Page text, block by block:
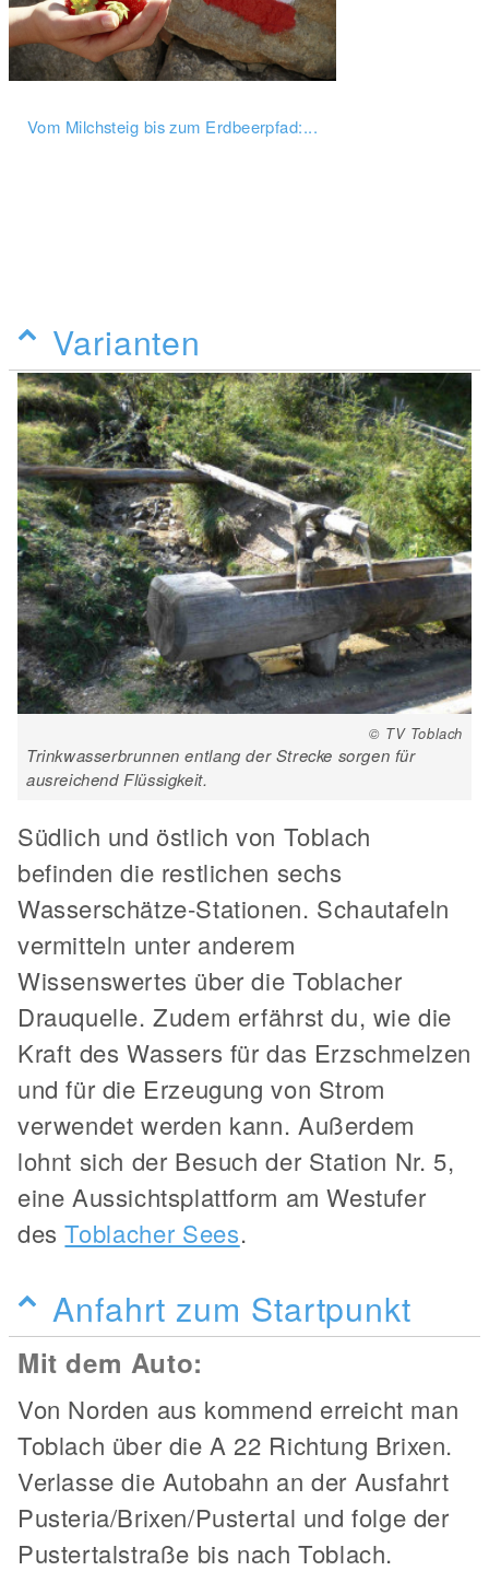
Vom Milchsteig bis zum Erdbeerpfad:...
Varianten
© TV Toblach
Trinkwasserbrunnen entlang der Strecke sorgen für
ausreichend Flüssigkeit.
Südlich und östlich von Toblach
befinden die restlichen sechs
Wasserschätze-Stationen. Schautafeln
vermitteln unter anderem
Wissenswertes über die Toblacher
Drauquelle. Zudem erfährst du, wie die
Kraft des Wassers für das Erzschmelzen
und für die Erzeugung von Strom
verwendet werden kann. Außerdem
lohnt sich der Besuch der Station Nr. 5,
eine Aussichtsplattform am Westufer
desToblacher Sees.
Anfahrt zum Startpunkt
Mit dem Auto:
Von Norden aus kommend erreicht man
Toblach über die A 22 Richtung Brixen.
Verlasse die Autobahn an der Ausfahrt
Pusteria/Brixen/Pustertal und folge der
Pustertalstraße bis nach Toblach.